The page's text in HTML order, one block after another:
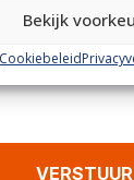
Bekijk
Cookiebeleid